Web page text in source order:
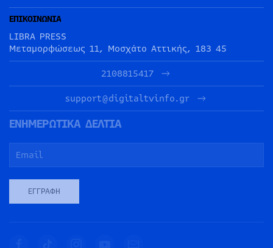
ΕΠΙΚΟΙΝΩΝΙΑ
LIBRA PRESS
Μεταμορφώσεως 11, Μοσχάτο Αττικής, 183 45
2108815417
support@digitaltvinfo.gr
ΕΝΗΜΕΡΩΤΙΚΑ ΔΕΛΤΙΑ
ΕΓΓΡΑΦΉ